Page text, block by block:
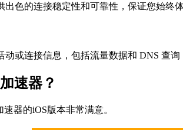
色的连接稳定性和可靠性，保证您始终
或连接信息，包括流量数据和 DNS 查询
速器？